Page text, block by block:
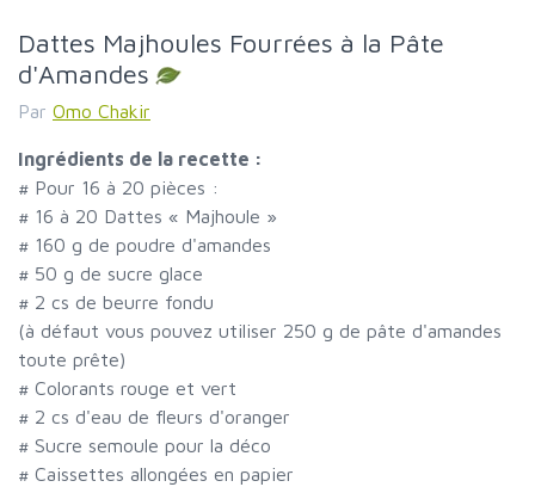
Dattes Majhoules Fourrées à la Pâte
d'Amandes
Par Omo Chakir
Ingrédients de la recette :
# Pour 16 à 20 pièces :
# 16 à 20 Dattes « Majhoule »
# 160 g de poudre d'amandes
# 50 g de sucre glace
# 2 cs de beurre fondu
(à défaut vous pouvez utiliser 250 g de pâte d'amandes
toute prête)
# Colorants rouge et vert
# 2 cs d'eau de fleurs d'oranger
# Sucre semoule pour la déco
# Caissettes allongées en papier